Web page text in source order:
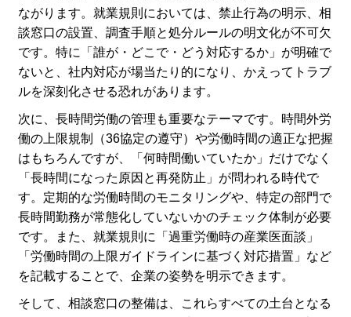
ながります。就業規則においては、禁止行為の明示、相
談窓口の設置、調査手順と処分ルールの明文化が不可欠
です。特に「誰が・どこで・どう対応するか」が明確で
ないと、社内対応が場当たり的になり、かえってトラブ
ルを深刻化させる恐れがあります。
次に、長時間労働の管理も重要なテーマです。時間外労
働の上限規制（36協定の遵守）や労働時間の適正な把握
はもちろんですが、「何時間働いていたか」だけでなく
「長時間になった原因と再発防止」が問われる時代で
す。定期的な労働時間のモニタリングや、特定の部門で
長時間勤務が常態化していないかのチェック体制が必要
です。また、就業規則に「過重労働時の産業医面談」
「労働時間の上限ガイドラインに基づく対応措置」など
を記載することで、企業の姿勢を明示できます。
そして、相談窓口の整備は、これらすべての土台となる